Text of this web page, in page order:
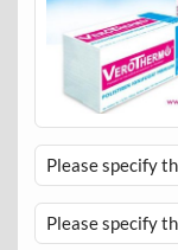
Please specify
Please specify